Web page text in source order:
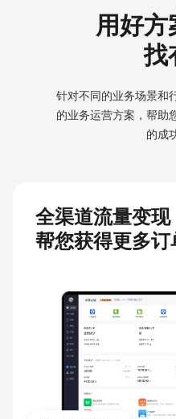
用好方
找
针对不同的业务场景和
的业务运营方案，帮助
的成
全渠道流量变现
帮您获得更多订